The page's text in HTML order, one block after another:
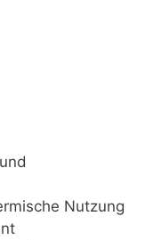
Nutzung